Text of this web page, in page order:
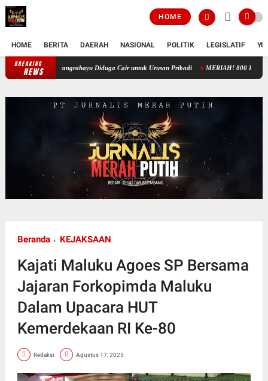
HOME
HOME BERITA DAERAH NASIONAL POLITIK LEGISLATIF
BREAKING
NEWSAparatur Desa Lain Kuasai Token Keuangan, Dana Desa Karangrahayu
Beranda KEJAKSAAN
Kajati Maluku Agoes SP Bersama
Jajaran Forkopimda Maluku
Dalam Upacara HUT
Kemerdekaan RI Ke-80
Redaksi Agustus 17, 2025